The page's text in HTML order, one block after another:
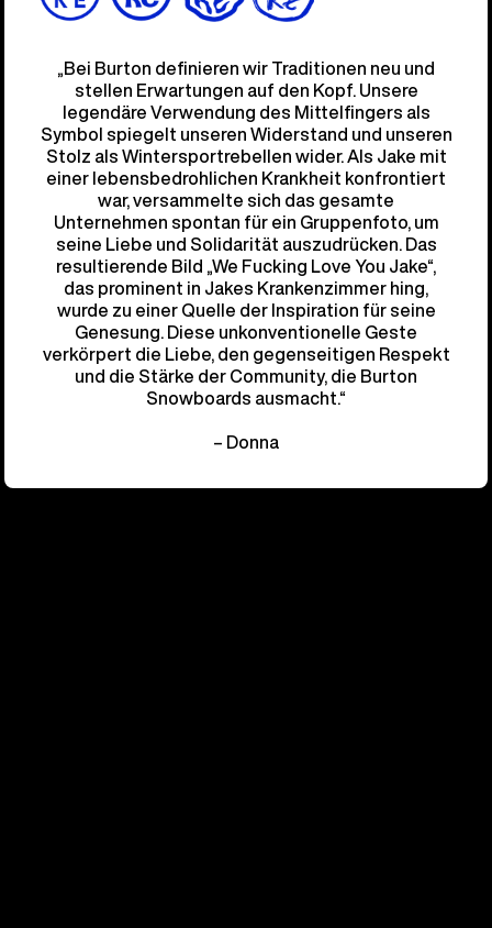
„Bei Burton definieren wir Traditionen neu und
stellen Erwartungen auf den Kopf. Unsere
legendäre Verwendung des Mittelfingers als
Symbol spiegelt unseren Widerstand und unseren
Stolz als Wintersportrebellen wider. Als Jake mit
einer lebensbedrohlichen Krankheit konfrontiert
war, versammelte sich das gesamte
Unternehmen spontan für ein Gruppenfoto, um
seine Liebe und Solidarität auszudrücken. Das
resultierende Bild „We Fucking Love You Jake“,
das prominent in Jakes Krankenzimmer hing,
wurde zu einer Quelle der Inspiration für seine
Genesung. Diese unkonventionelle Geste
verkörpert die Liebe, den gegenseitigen Respekt
und die Stärke der Community, die Burton
Snowboards ausmacht.“
– Donna